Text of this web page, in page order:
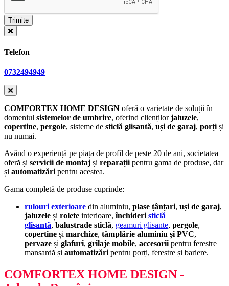
Telefon
0732494949
COMFORTEX HOME DESIGN oferă o varietate de soluții în
domeniul sistemelor de umbrire, oferind cliențilorjaluzele,
copertine, pergole, sisteme de sticlă glisantă, uși de garaj, porți și
nu numai.
Având o experiență pe piața de profil de peste 20 de ani, societatea
oferă și servicii de montaj și reparații pentru gama de produse, dar
și automatizări pentru acestea.
Gama completă de produse cuprinde:
rulouri exterioare din aluminiu, plase țânțari, uși de garaj,
jaluzele și rolete interioare,închideri sticlă
glisantă, balustrade sticlă, geamuri glisante, pergole,
copertine și marchize, tâmplărie aluminiu și PVC,
pervaze și glafuri, grilaje mobile, accesorii pentru ferestre
mansardă și automatizări pentru porți, ferestre și bariere.
COMFORTEX HOME DESIGN -